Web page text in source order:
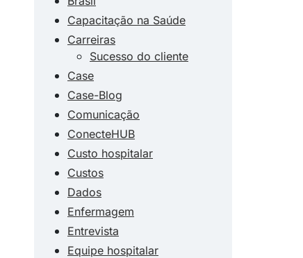
Capacitação na Saúde
Carreiras
Sucesso do cliente
Case
Case-Blog
Comunicação
ConecteHUB
Custo hospitalar
Custos
Dados
Enfermagem
Entrevista
Equipe hospitalar